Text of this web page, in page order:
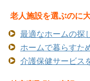
老人施設を選ぶのに
最適なホームの探
ホームで暮らすた
介護保健サービス